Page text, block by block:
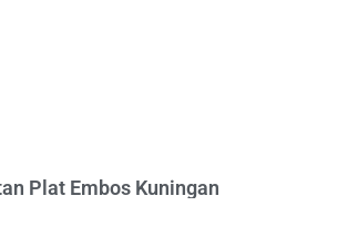
Plat Embos Kuningan